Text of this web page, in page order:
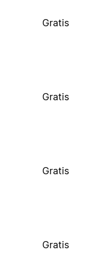
Gratis
Gratis
Gratis
Gratis